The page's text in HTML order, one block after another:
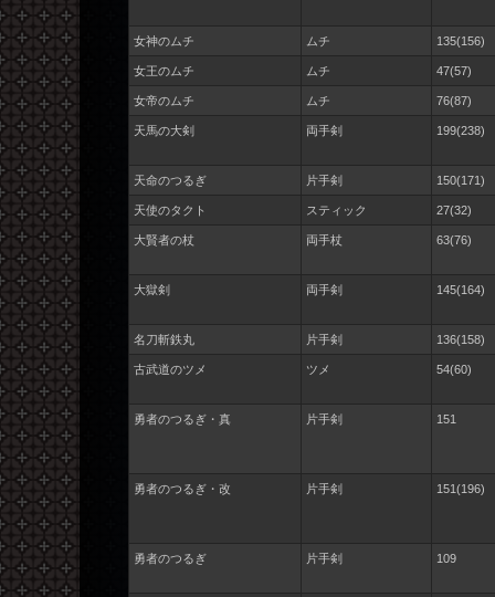
女神のムチ ムチ 135(156)
女王のムチ ムチ 47(57)
女帝のムチ ムチ 76(87)
天馬の大剣 両手剣 199(238)
天命のつるぎ 片手剣 150(171)
天使のタクト スティック 27(32)
大賢者の杖 両手杖 63(76)
大獄剣 両手剣 145(164)
名刀斬鉄丸 片手剣 136(158)
古武道のツメ ツメ 54(60)
勇者のつるぎ・真 片手剣 151
勇者のつるぎ・改 片手剣 151(196)
勇者のつるぎ 片手剣 109